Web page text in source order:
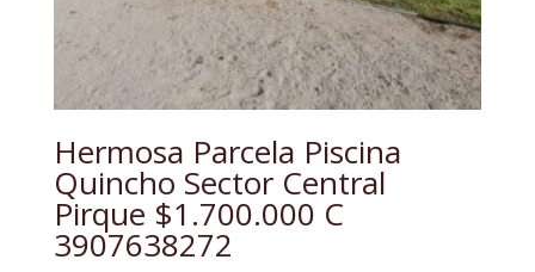
Hermosa Parcela Piscina
Quincho Sector Central
Pirque $1.700.000 C
3907638272